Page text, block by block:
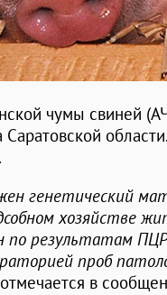
чумы свиней
Саратовской
генетический
хозяйстве
по результатам
проб
отмечается в